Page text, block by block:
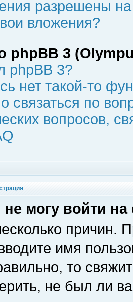
разрешены
вложения?
phpBB 3
phpBB 3?
нет такой-то
связаться по
вопросов,
не могу войти
причин.
имя
то
не был ли